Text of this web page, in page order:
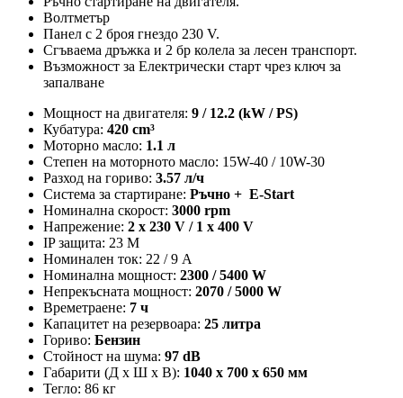
Волтметър
Панел с 2 броя гнездо 230 V.
Сгъваема дръжка и 2 бр колела за лесен транспорт.
Възможност за Електрически старт чрез ключ за
запалване
Мощност на двигателя: 9 / 12.2 (kW / PS)
Кубатура: 420 cm³
Моторно масло: 1.1 л
Степен на моторното масло: 15W-40 / 10W-30
Разход на гориво: 3.57 л/ч
Система за стартиране: Ръчно + E-Start
Номинална скорост: 3000 rpm
Напрежение: 2 x 230 V / 1 x 400 V
IP защита: 23 M
Номинален ток: 22 / 9 A
Номинална мощност: 2300 / 5400 W
Непрекъсната мощност: 2070 / 5000 W
Времетраене: 7 ч
Капацитет на резервоара: 25 литра
Гориво: Бензин
Стойност на шума: 97 dB
Габарити (Д х Ш х В): 1040 х 700 х 650 мм
Тегло: 86 кг